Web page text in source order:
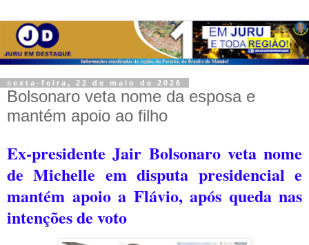
sexta-feira, 22 de maio de 2026
Bolsonaro veta nome da esposa e
mantém apoio ao filho
Ex-presidente Jair Bolsonaro veta nome
de Michelle em disputa presidencial e
mantém apoio a Flávio, após queda nas
intenções de voto